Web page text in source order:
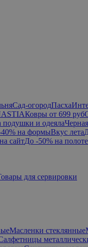
Сад-огородПасха
Ковры от 699 руб
подушки и одеяла
на формыВкус лета
сайтДо -50% на
для сервировки
Масленки стеклянные